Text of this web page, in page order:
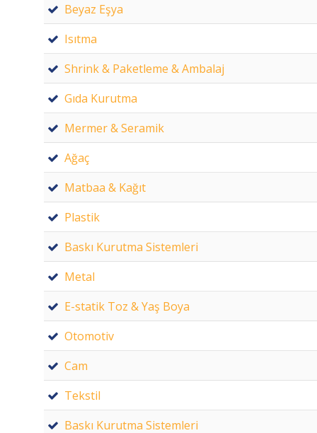
Beyaz Eşya
Isıtma
Shrink & Paketleme & Ambalaj
Gıda Kurutma
Mermer & Seramik
Ağaç
Matbaa & Kağıt
Plastik
Baskı Kurutma Sistemleri
Metal
E-statik Toz & Yaş Boya
Otomotiv
Cam
Tekstil
Baskı Kurutma Sistemleri